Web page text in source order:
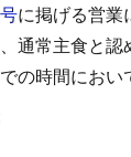
に掲げる営業
通常主食と
の時間にお